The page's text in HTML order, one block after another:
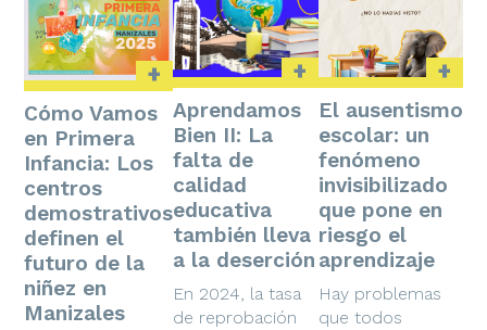
+
Cómo Vamos
en Primera
Infancia: Los
centros
demostrativos
definen el
futuro de la
niñez en
Manizales
+
Aprendamos
Bien II: La
falta de
calidad
educativa
también lleva
a la deserción
En 2024, la tasa
de reprobación
+
El ausentismo
escolar: un
fenómeno
invisibilizado
que pone en
riesgo el
aprendizaje
Hay problemas
que todos